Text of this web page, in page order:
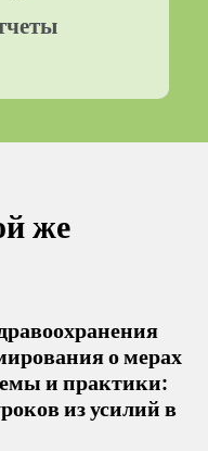
же
о мерах
и практики:
из усилий в